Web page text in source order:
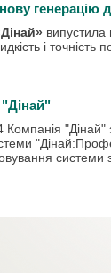
генерацію
випустила
і точність
"Дінай"
Компанія "Дінай"
"Дінай
системи